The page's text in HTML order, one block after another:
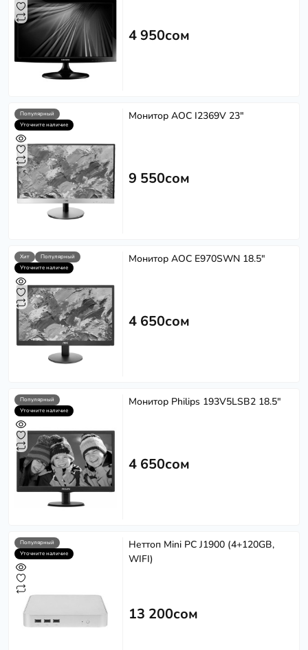
4 950сом
Популярный
Уточните наличие
Монитор AOC I2369V 23"
9 550сом
Хит
Популярный
Уточните наличие
Монитор AOC E970SWN 18.5"
4 650сом
Популярный
Уточните наличие
Монитор Philips 193V5LSB2 18.5"
4 650сом
Популярный
Уточните наличие
Неттоп Mini PC J1900 (4+120GB,
WIFI)
13 200сом